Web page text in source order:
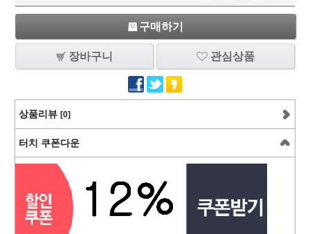
구매하기
장바구니 관심상품
상품리뷰 [0]
터치 쿠폰다운